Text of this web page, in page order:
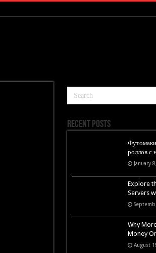
Recent Posts
роллов с
January
Explore
Servers
Why
Money
August